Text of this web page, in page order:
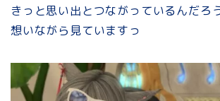
きっと思い出とつながっているんだろ
想いながら見ていますっ